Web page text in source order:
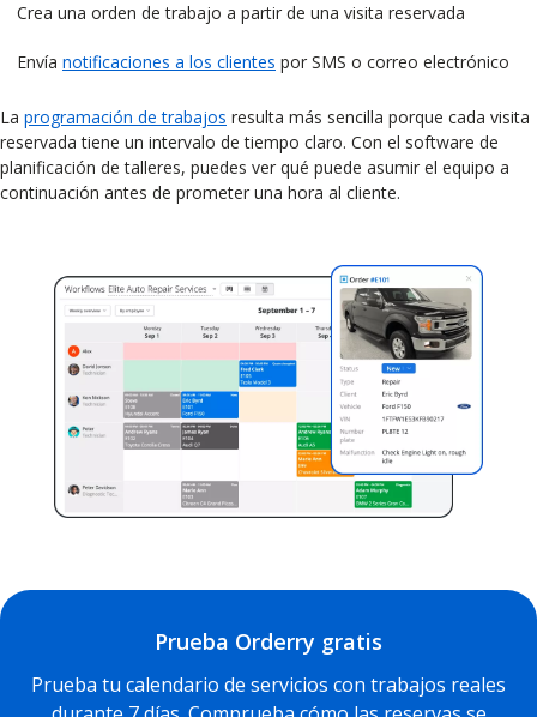
Crea una orden de trabajo a partir de una visita reservada
Envía notificaciones a los clientes por SMS o correo electrónico
La programación de trabajos resulta más sencilla porque cada visita
reservada tiene un intervalo de tiempo claro. Con el software de
planificación de talleres, puedes ver qué puede asumir el equipo a
continuación antes de prometer una hora al cliente.
Prueba Orderry gratis
Prueba tu calendario de servicios con trabajos reales